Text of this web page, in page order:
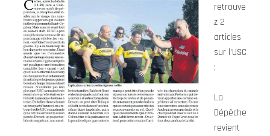
retrouve
z 2
articles
sur l’USC
:
La
Dépêche
revient